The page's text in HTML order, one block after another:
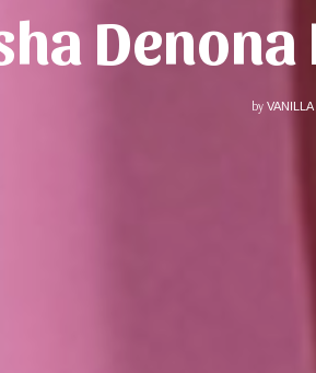
Denona
by